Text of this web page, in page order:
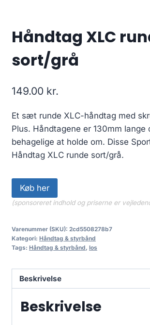
Håndtag XLC
sort/grå
149.00 kr.
Et sæt runde XLC-håndtag med
Plus. Håndtagene er 130mm lange
behagelige at holde om. Disse
Håndtag XLC runde sort/grå.
Køb her
(sponsoreret indhold og priserne er
Varenummer (SKU): 2cd5508278b7
Kategori: Håndtag & styrbånd
Tags: Håndtag & styrbånd, los
Beskrivelse
Beskrivelse